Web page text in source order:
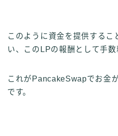
このように資金を提供する
い、このLPの報酬として手数
これがPancakeSwapでお金
です。